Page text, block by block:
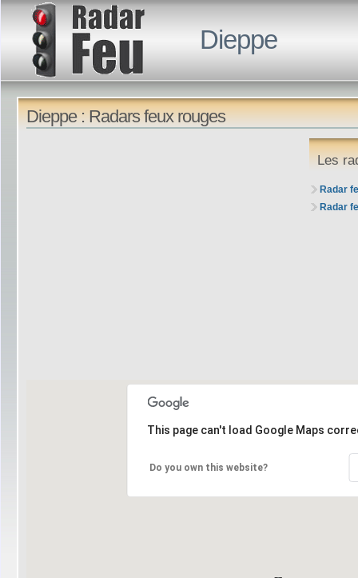
Dieppe
Dieppe : Radars feux rouges
Les
Radar
Radar
This page can't load Google Maps
Do you own this website?